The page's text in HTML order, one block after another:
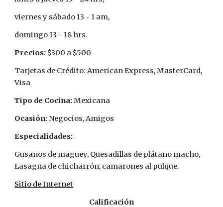
viernes y sábado 13 - 1 am,
domingo 13 - 18 hrs.
Precios: $300 a $500
Tarjetas de Crédito: American Express, MasterCard,
Visa
Tipo de Cocina: Mexicana
Ocasión: Negocios, Amigos
Especialidades:
Gusanos de maguey, Quesadillas de plátano macho,
Lasagna de chicharrón, camarones al pulque.
Sitio de Internet
Calificación